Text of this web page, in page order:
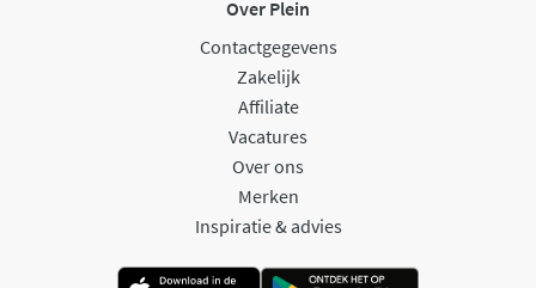
Over Plein
Contactgegevens
Zakelijk
Affiliate
Vacatures
Over ons
Merken
Inspiratie & advies